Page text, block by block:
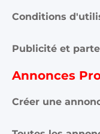
Conditions
Publicité et
Annonces
Créer une